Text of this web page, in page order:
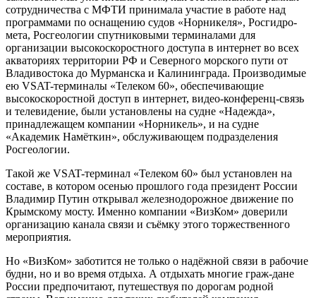
сотрудничества с МФТИ принимала участие в работе над
программами по оснащению судов «Норникеля», Росгидро-
мета, Росгеологии спутниковыми терминалами для
организации высокоскоростного доступа в интернет во всех
акваториях территории РФ и Северного морского пути от
Владивостока до Мурманска и Калининграда. Производимые
ею VSAT-терминалы «Телеком 60», обеспечивающие
высокоскоростной доступ в интернет, видео-конференц-связь
и телевидение, были установлены на судне «Надежда»,
принадлежащем компании «Норникель», и на судне
«Академик Намёткин», обслуживающем подразделения
Росгеологии.
Такой же VSAT-терминал «Телеком 60» был установлен на
составе, в котором осенью прошлого года президент России
Владимир Путин открывал железнодорожное движение по
Крымскому мосту. Именно компании «ВизКом» доверили
организацию канала связи и съёмку этого торжественного
мероприятия.
Но «ВизКом» заботится не только о надёжной связи в рабочие
будни, но и во время отдыха. А отдыхать многие граж-дане
России предпочитают, путешествуя по дорогам родной